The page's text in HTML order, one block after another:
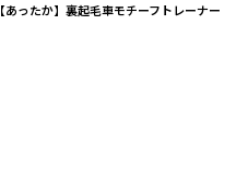
【あったか】裏起毛車モチーフトレーナー